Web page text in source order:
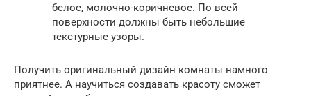
белое, молочно-коричневое. По всей
поверхности должны быть небольшие
текстурные узоры.
Получить оригинальный дизайн комнаты намного
приятнее. А научиться создавать красоту сможет